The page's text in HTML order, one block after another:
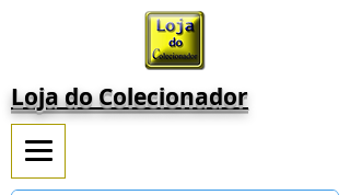
Loja do Colecionador